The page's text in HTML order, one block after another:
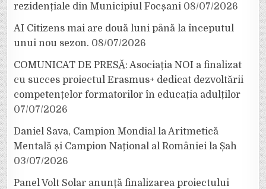
rezidențiale din Municipiul Focșani 08/07/2026
AI Citizens mai are două luni până la începutul
unui nou sezon. 08/07/2026
COMUNICAT DE PRESĂ: Asociația NOI a finalizat
cu succes proiectul Erasmus+ dedicat dezvoltării
competențelor formatorilor în educația adulților
07/07/2026
Daniel Sava, Campion Mondial la Aritmetică
Mentală și Campion Național al României la Șah
03/07/2026
Panel Volt Solar anunță finalizarea proiectului